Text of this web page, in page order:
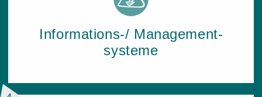
In­for­ma­ti­ons-/ Ma­nage­ment­
sys­te­me